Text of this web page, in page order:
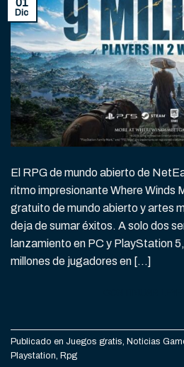
01
Dic
El RPG de mundo abierto de
ritmo impresionante Where Winds
gratuito de mundo abierto y artes
deja de sumar éxitos. A solo dos
lanzamiento en PC y PlayStation
millones de jugadores en […]
Publicado en Juegos gratis, Noticias
Playstation, Rpg